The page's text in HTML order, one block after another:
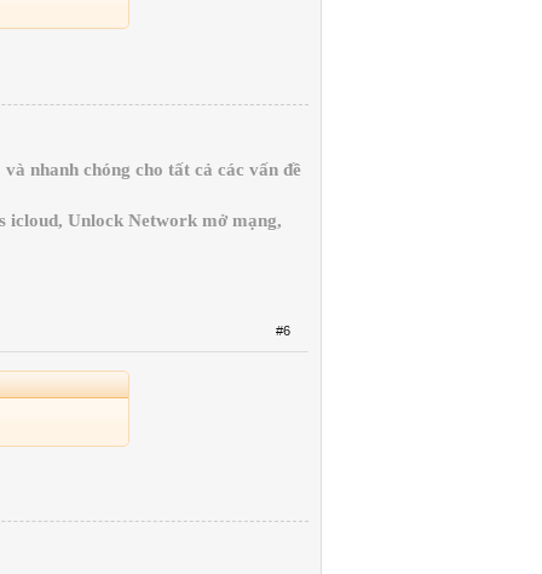
nhanh chóng cho tất cả các vấn đề
icloud, Unlock Network mở mạng,
#6